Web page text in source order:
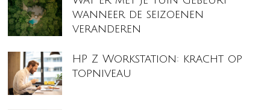
wanneer de seizoenen
veranderen
HP Z Workstation: kracht op
topniveau